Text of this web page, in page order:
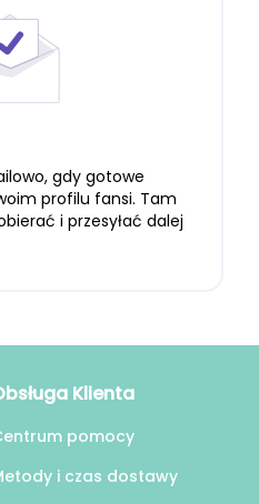
gdy gotowe
profilu fansi. Tam
i przesyłać dalej
Klienta
pomocy
i czas dostawy